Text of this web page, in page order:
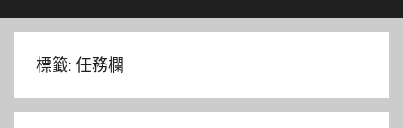
標籤: 任務欄